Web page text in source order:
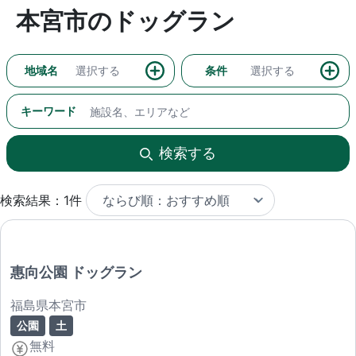
本宮市のドッグラン
地域名 選択する 条件 選択する
キーワード
検索する
検索結果：1件
惠向公園 ドッグラン
福島県本宮市
公園 土
無料